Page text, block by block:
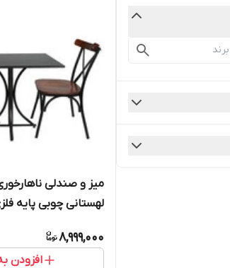
میز و صندلی
لهستانی چوبی پایه
8,999,000
افزودن